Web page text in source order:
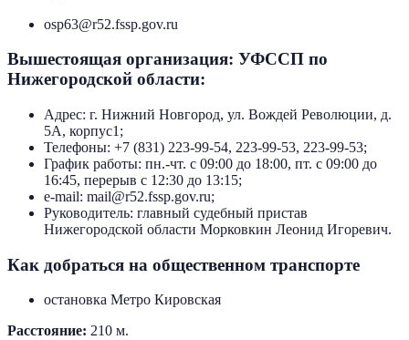
osp63@r52.fssp.gov.ru
Вышестоящая организация: УФССП по
Нижегородской области:
Адрес: г. Нижний Новгород, ул. Вождей Революции, д.
5А, корпус1;
Телефоны: +7 (831) 223-99-54, 223-99-53, 223-99-53;
График работы: пн.-чт. с 09:00 до 18:00, пт. с 09:00 до
16:45, перерыв с 12:30 до 13:15;
e-mail: mail@r52.fssp.gov.ru;
Руководитель: главный судебный пристав
Нижегородской области Морковкин Леонид Игоревич.
Как добраться на общественном транспорте
остановка Метро Кировская
Расстояние: 210 м.